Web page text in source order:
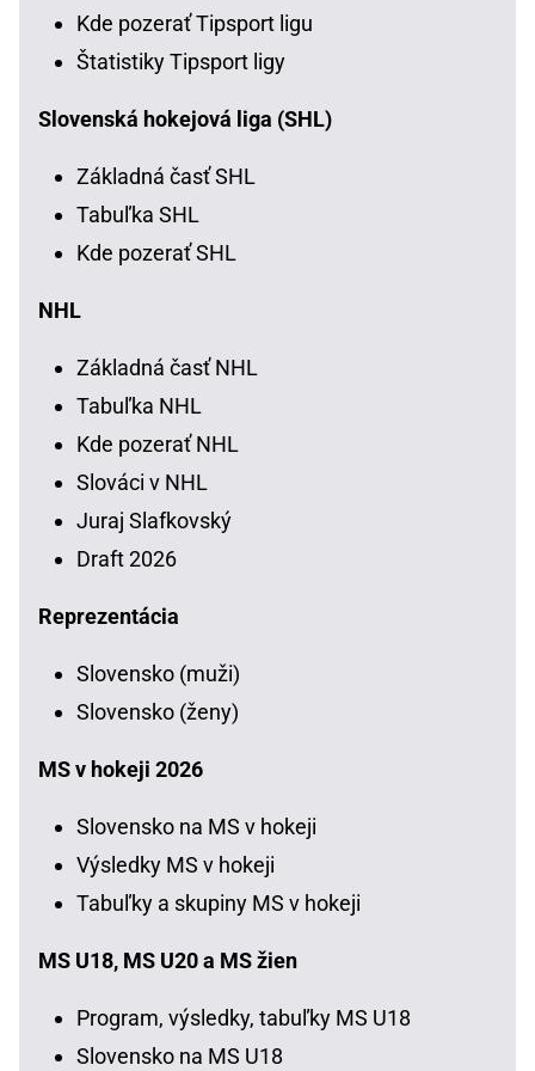
Kde pozerať Tipsport ligu
Štatistiky Tipsport ligy
Slovenská hokejová liga (SHL)
Základná časť SHL
Tabuľka SHL
Kde pozerať SHL
NHL
Základná časť NHL
Tabuľka NHL
Kde pozerať NHL
Slováci v NHL
Juraj Slafkovský
Draft 2026
Reprezentácia
Slovensko (muži)
Slovensko (ženy)
MS v hokeji 2026
Slovensko na MS v hokeji
Výsledky MS v hokeji
Tabuľky a skupiny MS v hokeji
MS U18, MS U20 a MS žien
Program, výsledky, tabuľky MS U18
Slovensko na MS U18